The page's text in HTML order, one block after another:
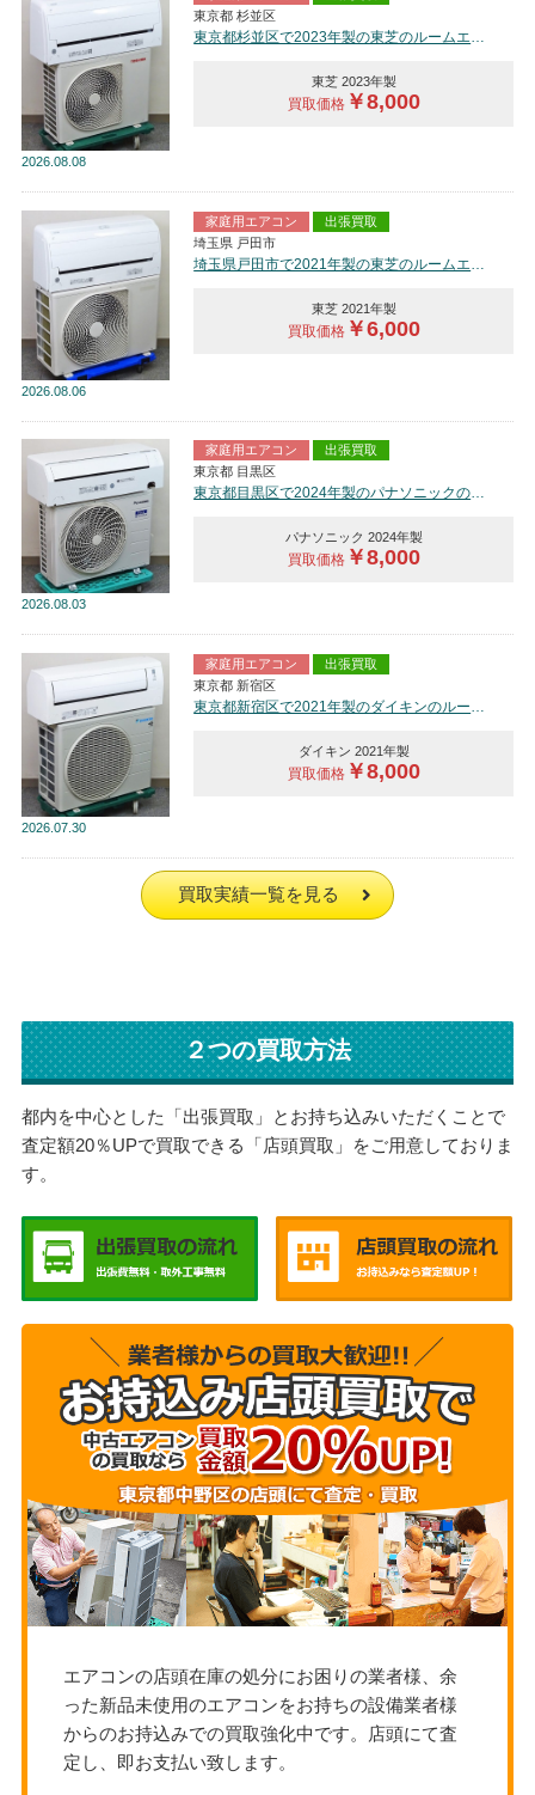
2026 08.08
東京都 杉並区
東芝 2023年製
買取価格￥8,000
2026 08.06
家庭用エアコン
出張買取
埼玉県 戸田市
東芝 2021年製
買取価格￥6,000
2026 08.03
家庭用エアコン
出張買取
東京都 目黒区
東京都目黒区で2024年製のパナソニックのルームエアコン【中古品】を買取しました。
パナソニック 2024年製
買取価格￥8,000
2026 07.30
家庭用エアコン
出張買取
東京都 新宿区
東京都新宿区で2021年製のダイキンのルームエアコン【中古品】を買取しました。
ダイキン 2021年製
買取価格￥8,000
買取実績一覧を見る
２つの買取方法
都内を中心とした「出張買取」とお持ち込みいただくことで
査定額20％UPで買取できる「店頭買取」をご用意しておりま
す。
エアコンの店頭在庫の処分にお困りの業者様、余
った新品未使用のエアコンをお持ちの設備業者様
からのお持込みでの買取強化中です。店頭にて査
定し、即お支払い致します。